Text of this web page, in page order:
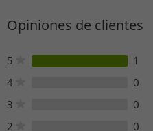
W6 8DA London
merch@fiaformulae.com
Opiniones de clientes
5
1
4
0
3
0
2
0